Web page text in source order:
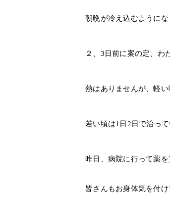
朝晩が冷え込むように
２、3日前に案の定、わ
熱はありませんが、軽
若い頃は1日2日で治っ
昨日、病院に行って薬
皆さんもお身体気を付